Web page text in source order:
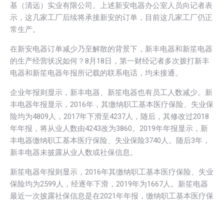
基（清远）实业有限公司。上述新安电器办公室人员向记者表
示，这几家工厂后续将承接新安的订单，目前这几家工厂仍正
常生产。
在新安电器订单减少乃至解散的背景下，新丰电器和新笙电器
的生产经营状况如何？8月18日，第一财经记者多次拨打新丰
电器和新笙电器年报所记载的联系电话，均未接通。
企业年报则显示，新丰电器、新笙电器也有员工人数减少。新
丰电器年报显示，2016年，其缴纳职工基本医疗保险、失业保
险均为4809人，2017年下滑至4237人，随后，其修改过2018
年年报，将从业人数由4243改为3860。2019年年报显示，新
丰电器缴纳职工基本医疗保险、失业保险3740人。随后3年，
新丰电器未披露从业人数或社保信息。
新笙电器年报则显示，2016年其缴纳职工基本医疗保险、失业
保险均为2599人，经逐年下滑，2019年为1667人。新笙电器
最近一次披露社保信息是在2021年年报，缴纳职工基本医疗保